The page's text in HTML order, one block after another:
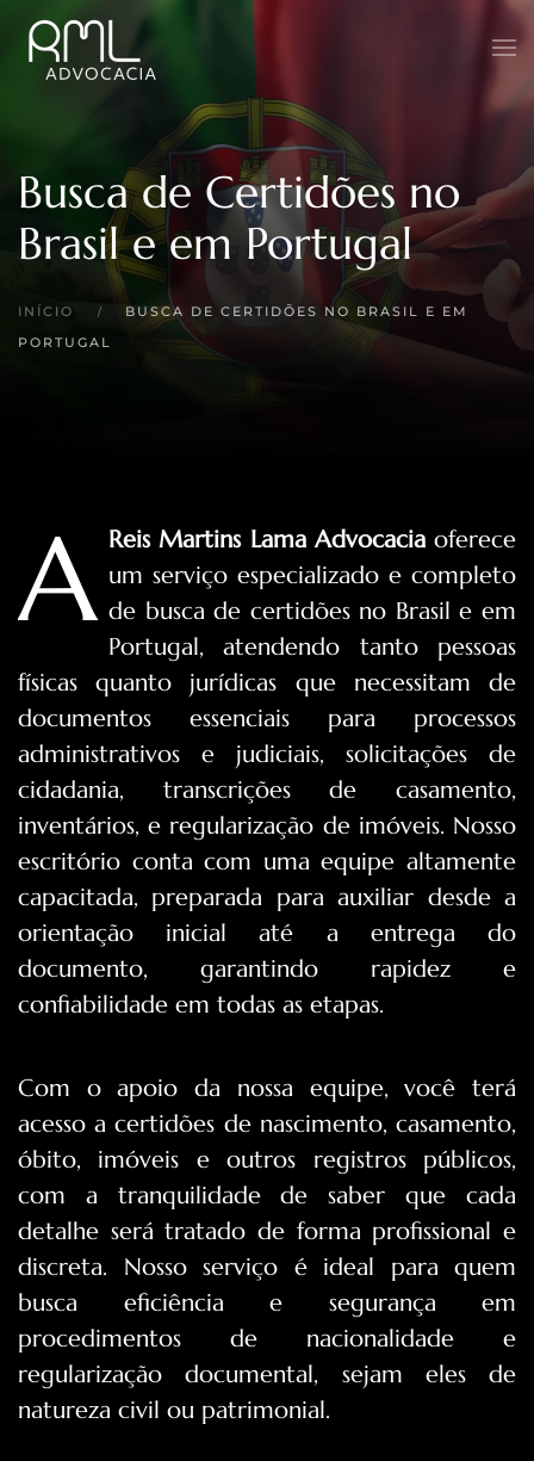
Skip to main content
Busca de Certidões no
Brasil e em Portugal
INÍCIO
BUSCA DE CERTIDÕES NO BRASIL E EM
PORTUGAL
A Reis Martins Lama Advocaciaoferece
um serviço especializado e completo
de busca de certidões no Brasil e em
Portugal, atendendo tanto pessoas
físicas quanto jurídicas que necessitam de
documentos essenciais para processos
administrativos e judiciais, solicitações de
cidadania, transcrições de casamento,
inventários, e regularização de imóveis. Nosso
escritório conta com uma equipe altamente
capacitada, preparada para auxiliar desde a
orientação inicial até a entrega do
documento, garantindo rapidez e
confiabilidade em todas as etapas.
Com o apoio da nossa equipe, você terá
acesso a certidões de nascimento, casamento,
óbito, imóveis e outros registros públicos,
com a tranquilidade de saber que cada
detalhe será tratado de forma profissional e
discreta. Nosso serviço é ideal para quem
busca eficiência e segurança em
procedimentos de nacionalidade e
regularização documental, sejam eles de
natureza civil ou patrimonial.